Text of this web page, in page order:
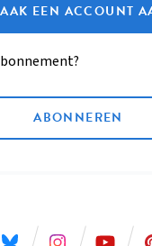
EEN ACCOUNT
ABONNEREN